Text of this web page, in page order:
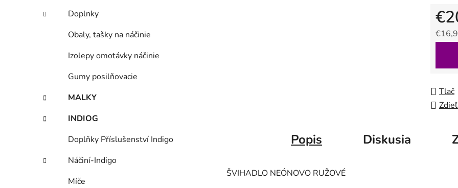
Doplnky
Obaly, tašky na náčinie
Izolepy omotávky náčinie
Gumy posilňovacie
MALKY
INDIOG
Doplňky Příslušenství Indigo
Náčiní-Indigo
Míče
Tlač
Popis Diskusia
ŠVIHADLO NEÓNOVO RUŽOVÉ